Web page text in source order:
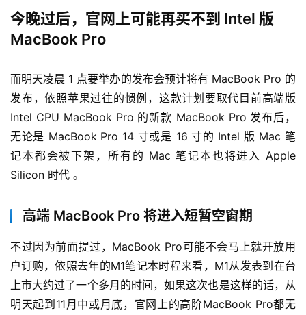
今晚过后，官网上可能再买不到 Intel 版
MacBook Pro
而明天凌晨 1 点要举办的发布会预计将有 MacBook Pro 的
发布，依照苹果过往的惯例，这款计划要取代目前高端版
Intel CPU MacBook Pro 的新款 MacBook Pro 发布后，
无论是 MacBook Pro 14 寸或是 16 寸的 Intel 版 Mac 笔
记本都会被下架，所有的 Mac 笔记本也将进入 Apple
Silicon 时代 。
高端 MacBook Pro 将进入短暂空窗期
不过因为前面提过，MacBook Pro可能不会马上就开放用
户订购，依照去年的M1笔记本时程来看，M1从发表到在台
上市大约过了一个多月的时间，如果这次也是这样的话，从
明天起到11月中或月底，官网上的高阶MacBook Pro都无